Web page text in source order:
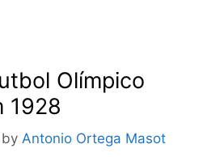
Olímpico
1928
by Antonio Ortega Masot